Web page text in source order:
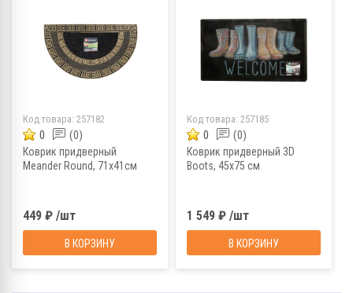
Код товара: 257182
0 (0)
Коврик придверный
Meander Round, 71х41см
449 ₽ /шт
В КОРЗИНУ
Код товара: 257185
0 (0)
Коврик придверный 3D
Boots, 45х75 см
1 549 ₽ /шт
В КОРЗИНУ